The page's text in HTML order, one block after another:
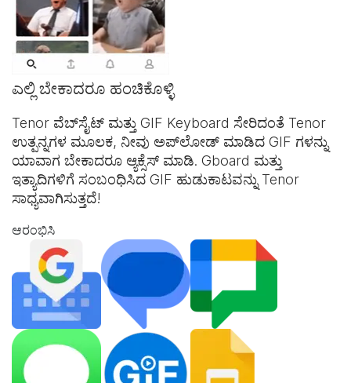
ಎಲ್ಲಿ ಬೇಕಾದರೂ ಹಂಚಿಕೊಳ್ಳಿ
Tenor ವೆಬ್‌ಸೈಟ್ ಮತ್ತು GIF Keyboard ಸೇರಿದಂತೆ Tenor
ಉತ್ಪನ್ನಗಳ ಮೂಲಕ, ನೀವು ಅಪ್‌ಲೋಡ್ ಮಾಡಿದ GIF ಗಳನ್ನು
ಯಾವಾಗ ಬೇಕಾದರೂ ಆ್ಯಕ್ಸೆಸ್ ಮಾಡಿ. Gboard ಮತ್ತು
ಇತ್ಯಾದಿಗಳಿಗೆ ಸಂಬಂಧಿಸಿದ GIF ಹುಡುಕಾಟವನ್ನು Tenor
ಸಾಧ್ಯವಾಗಿಸುತ್ತದೆ!
ಆರಂಭಿಸಿ